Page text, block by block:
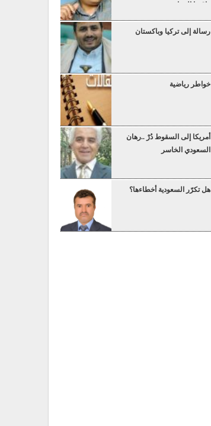
واقعنا المعاصر
رسالة إلى تركيا وباكستان
خواطر رياضية
أمريكا إلى السقوط دُرْ ..رهان
السعودي الخاسر
هل تكرّر السعودية أخطاءها؟